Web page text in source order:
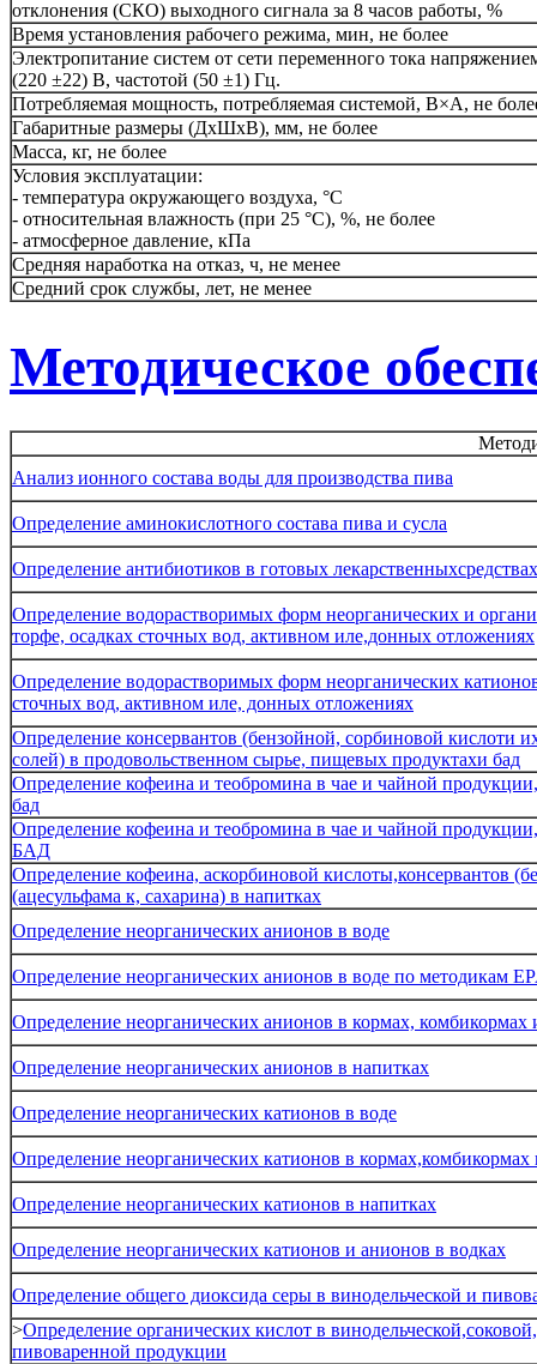
отклонения (СКО) выходного сигнала за 8 часов работы, %
Время установления рабочего режима, мин, не более
Электропитание систем от сети переменного тока
(220 ±22) В, частотой (50 ±1) Гц.
Потребляемая мощность, потребляемая системой, В×А, не
Габаритные размеры (ДхШхВ), мм, не более
Масса, кг, не более
Условия эксплуатации:
- температура окружающего воздуха, °C
- относительная влажность (при 25 °C), %, не более
- атмосферное давление, кПа
Средняя наработка на отказ, ч, не менее
Средний срок службы, лет, не менее
Методическое
Анализ ионного состава воды для производства пива
Определение аминокислотного состава пива и сусла
Определение антибиотиков в готовых
Определение водорастворимых форм неорганических и
торфе, осадках сточных вод, активном иле,донных отложениях
Определение водорастворимых форм неорганических
сточных вод, активном иле, донных отложениях
Определение консервантов (бензойной, сорбиновой кислоти
солей) в продовольственном сырье, пищевых продуктахи бад
Определение кофеина и теобромина в чае и чайной
бад
Определение кофеина и теобромина в чае и чайной
БАД
Определение кофеина, аскорбиновой кислоты,консервантов
(ацесульфама к, сахарина) в напитках
Определение неорганических анионов в воде
Определение неорганических анионов в воде по методикам
Определение неорганических анионов в кормах, комбикормах
Определение неорганических анионов в напитках
Определение неорганических катионов в воде
Определение неорганических катионов в кормах,комбикормах
Определение неорганических катионов в напитках
Определение неорганических катионов и анионов в водках
Определение общего диоксида серы в винодельческой и
>Определение органических кислот в
пивоваренной продукции